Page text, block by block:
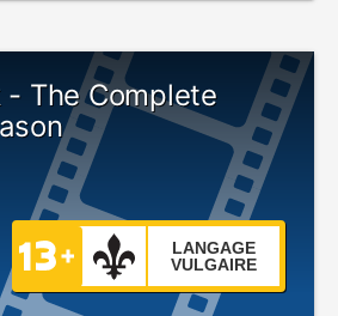
- The Complete
LANGAGE
VULGAIRE